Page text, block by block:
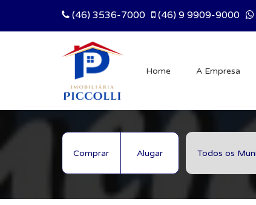
(46) 3536-7000 (46) 9 9909-9000
Home A Empresa
Comprar Alugar